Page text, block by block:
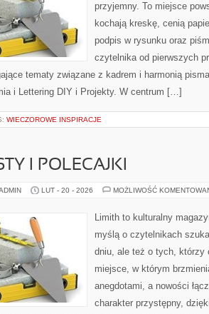
przyjemny. To miejsce
kochają kreskę, cenią
podpis w rysunku oraz
czytelnika od pierwszych
tematy związane z kadrem i harmonią
i Lettering DIY i Projekty. W centrum […]
WIECZOROWE INSPIRACJE
I POLECAJKI
LUT - 20 - 2026 MOŻLIWOŚĆ
Limith to kulturalny
myślą o czytelnikach
dniu, ale też o tych, którzy
miejsce, w którym
anegdotami, a nowości
charakter przystępny,